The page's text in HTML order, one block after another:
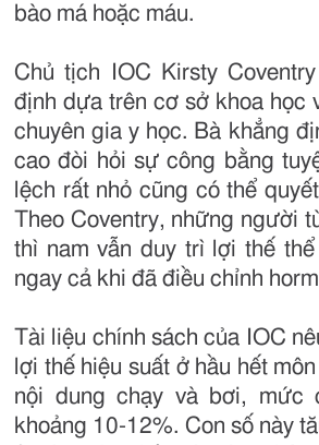
bào má hoặc máu.
Chủ tịch IOC Kirsty
định dựa trên cơ sở khoa học
chuyên gia y học. Bà khẳng
cao đòi hỏi sự công bằng
lệch rất nhỏ cũng có thể
Theo Coventry, những người
thì nam vẫn duy trì lợi thế
ngay cả khi đã điều chỉnh
Tài liệu chính sách của IOC
lợi thế hiệu suất ở hầu hết
nội dung chạy và bơi, mức
khoảng 10-12%. Con số này